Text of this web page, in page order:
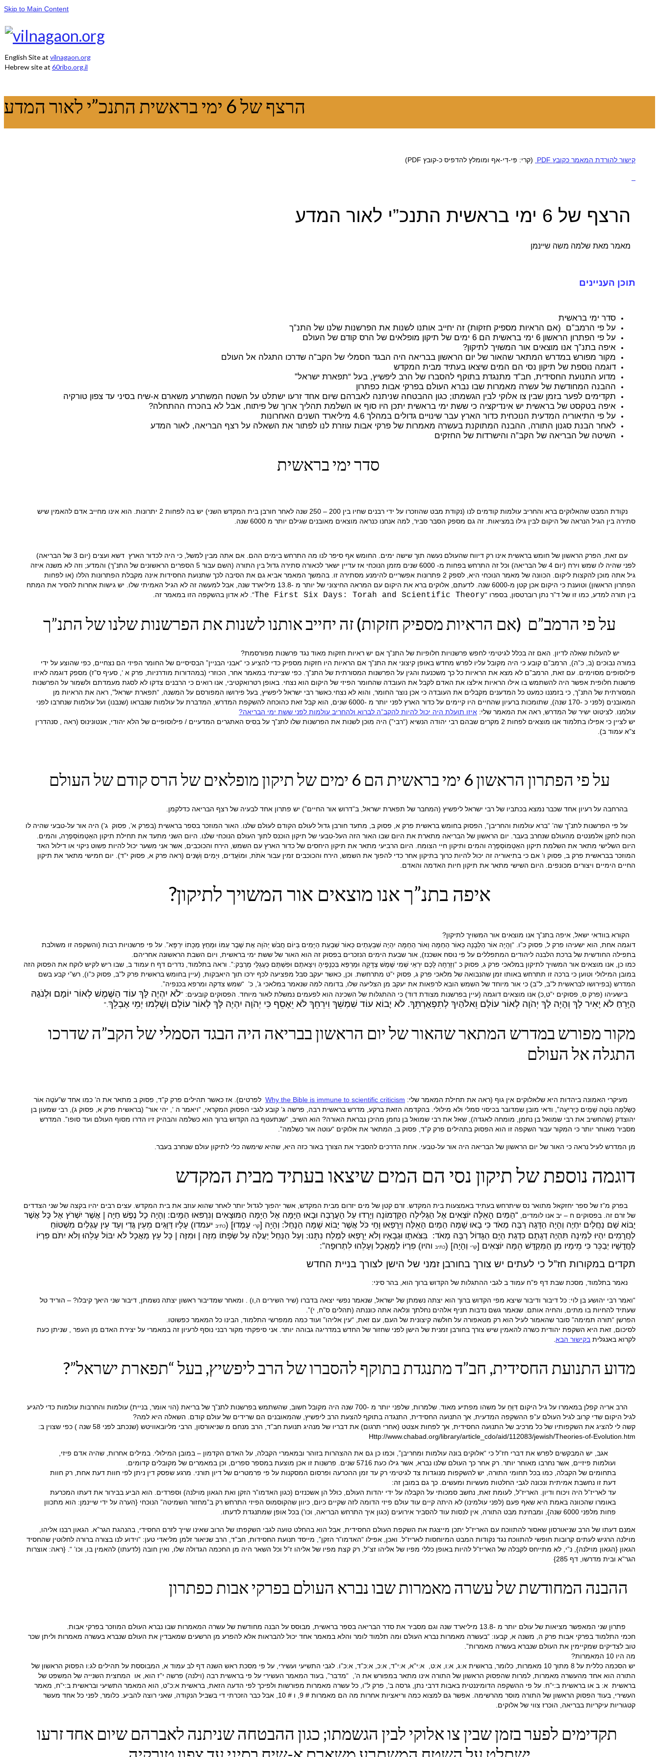
Skip to Main Content
English Site at vilnagaon.org
Hebrew site at 60ribo.org.il
הרצף של 6 ימי בראשית התנכ”י לאור המדע
קישור להורדת המאמר כקובץ PDF (קרי: פִּי-דִי-אף ומומלץ להדפיס כ-קובץ PDF)
הרצף של 6 ימי בראשית התנכ”י לאור המדע
מאמר מאת שלמה משה שיינמן
תוכן העניינים
סדר ימי בראשית
על פי הרמב”ם (אם הראיות מספיק חזקות) זה יחייב אותנו לשנות את הפרשנות שלנו של התנ”ך
על פי הפתרון הראשון 6 ימי בראשית הם 6 ימים של תיקון מופלאים של הרס קודם של העולם
איפה בתנ”ך אנו מוצאים אור המשויך לתיקון?
מקור מפורש במדרש המתאר שהאור של יום הראשון בבריאה היה הבגד הסמלי של הקב”ה שדרכו התגלה אל העולם
דוגמה נוספת של תיקון נסי הם המים שיצאו בעתיד מבית המקדש
מדוע התנועת החסידית, חב”ד מתנגדת בתוקף להסברו של הרב ליפשיץ, בעל “תפארת ישראל”
ההבנה המחודשת של עשרה מאמרות שבו נברא העולם בפרקי אבות כפתרון
תקדימים לפער בזמן שבין צו אלוקי לבין הגשמתו; כגון ההבטחה שניתנה לאברהם שיום אחד זרעו ישתלט על השטח המשתרע משארם א-שיח בסיני עד צפון טורקיה
איפה בטקסט של בראשית יש אינדיקציה כי ששת ימי בראשית יתכן היו סוף או השלמת תהליך ארוך של פיתוח, אבל לא בהכרח ההתחלה?
על פי התיאוריה המדעית הנוכחית כדור הארץ עבר שינויים גדולים במהלך 4.6 מיליארד השנים האחרונות
לאחר הבנת סגנון התורה, ההבנה המתוקנת בעשרה מאמרות של פרקי אבות עוזרת לנו לפתור את השאלה על רצף הבריאה, לאור המדע
השיטה של ​​הבריאה של הקב”ה והישרדות של החזקים
סדר ימי בראשית
נקודת המבט שהאלוקים ברא והחריב עולמות קודמים לנו (נקודת מבט שהוזכרו על ידי רבנים שחיו בין 200 – 250 שנה לאחר חורבן בית המקדש השני) יש בה לפחות 2 יתרונות. הוא אינו מחייב אדם להאמין שיש
סתירה בין הגיל הנראה של היקום לבין גילו במציאות. זה גם מספק הסבר סביר, למה אנחנו כנראה מוצאים מאובנים שגילם יותר מ 6000 שנה.
עם זאת, הפרק הראשון של חומש בראשית אינו רק דיווח שהעולם נעשה תוך שישה ימים. החומש אף סיפר לנו מה התרחש בימים ההם. אם אתה מבין למשל, כי היה לכדור הארץ דשא ועצים (יום 3 של הבריאה)
לפני שהיה לו שמש וירח (יום 4 של הבריאה) וכל זה התרחש בפחות מ- 6000 שנים מזמן הנוכחי אז עדיין ישאר לכאורה סתירה גדול בין התורה (השם עבור 5 הספרים הראשונים של התנ”ך) והמדע; וזה לא משנה איזה
גיל אתה מוכן להקצות ליקום. הכוונה של מאמר הנוכחי היא, לספק 2 פתרונות אפשריים להימנע מסתירה זו. בהמשך המאמר אביא גם את הסיבה לכך שתנועת החסידות אינה מקבלת הפתרונות הללו (או לפחות
הפתרון הראשון) וטוענת כי היקום אכן קטן מ-6000 שנה. לדעתם, אלוקים ברא את היקום עם המראה החיצוני של יותר מ -13.8 מיליארד שנה, אבל למעשה זה לא הגיל האמיתי שלו. יש גישות אחרות להסיר את המתח
בין תורה למדע, כמו זו של ד”ר נתן רוברטסון, בספרו “The First Six Days: Torah and Scientific Theory“. לא אדון בהשקפה הזו במאמר זה.
על פי הרמב”ם (אם הראיות מספיק חזקות) זה יחייב אותנו לשנות את הפרשנות שלנו של התנ”ך
יש להעלות שאלה לדיון. האם זה בכלל לגיטימי לחפש פרשנויות חלופיות של התנ”ך אם יש ראיות חזקות מאוד נגד פרשנות מפורסמת?
במורה נבוכים (ב, כ”ה), הרמב”ם קובע כי היה מקובל עליו לפרש מחדש באופן קיצוני את התנ”ך אם הראיות היו חזקות מספיק כדי להציע כי “אבני הבניין” הבסיסיים של החומר הפיזי הם נצחיים, כפי שהוצע על ידי
פילוסופים מסוימים. עם זאת, הרמב”ם לא מצא את הראיות כל כך משכנעת והגין על הפרשנות המסורתית של התנ”ך. כפי שציינתי במאמר אחר, הכוזרי (במהדורות מודרניות, פרק א ‘, סעיף ס”ז) מספק דוגמה לאיזו
פרשנות חלופית אפשר היה להשתמש בו אילו הראיות אילצו את האדם לקבל את העובדה שהחומר הפיזי של היקום הוא נצחי. באופן רטרואקטיבי, אנו רואים כי הרבנים צדקו לא לסגת מעמדתם ולשמור על הפרשנות
המסורתית של התנ”ך, כי בזמננו כמעט כל המדענים מקבלים את העובדה כי אכן נוצר החומר, והוא לא נצחי.כאשר רבי ישראל ליפשיץ, בעל פירושו המפורסם על המשנה, “תפארת ישראל”, ראה את הראיות מן
המאובנים (לפני כ -170 שנה), שתומכות ברעיון שהחיים היו קיימים על כדור הארץ לפני יותר מ -6000 שנים, הוא קבל זאת כהוכחה להשקפת המדרש, המדברת על עולמות שנבראו (שנבנו) ועל עולמות שנחרבו לפני
עולמנו. לציטוט ישיר של המדרש, ראה את המאמר שלי: איזו תועלת היה יכול להיות להקב”ה לברוא ולהחריב עולמות לפני ששת ימי הבריאה?
יש לציין כי אפילו בתלמוד אנו מוצאים לפחות 2 מקרים שבהם רבי יהודה הנשיא (“רבי”) היה מוכן לשנות את הפרשנות שלו לתנ”ך על בסיס האתגרים המדעיים / פילוסופיים של הלא יהודי, אנטונינוס (ראה , סנהדרין
צ”א עמוד ב).
על פי הפתרון הראשון 6 ימי בראשית הם 6 ימים של תיקון מופלאים של הרס קודם של העולם
בהרחבה על רעיון אחד שכבר נמצא בכתביו של רבי ישראל ליפשיץ (המחבר של תפארת ישראל, ב”דרוש אור החיים”) יש פתרון אחד לבעיה של רצף הבריאה כדלקמן.
על פי הפרשנות לתנ”ך שה’ “ברא עולמות והחריבן”, הפסוק בחומש בראשית פרק א, פסוק ב, מתעד חורבן גדול לעולם הקודם לעולם שלנו. האור המוזכר בספר בראשית (בפרק א’, פסוק ג’) היה אור על-טבעי שהיה לו
הכוח לתקן אלמנטים מהעולם שנחרב בעבר. יום הראשון של הבריאה מתארת את היום שבו האור הזה העל-טבעי של תיקון הוכנס לתוך העולם הנוכחי שלנו. היום השני מתעד את תחילת תיקון האַטְמוֹסְפֶרָה, והמים.
היום השלישי מתאר את השלמת תיקון האַטְמוֹסְפֶרָה והמים ותיקון חיי הצומח. היום הרביעי מתאר את תיקון היחסים של כדור הארץ עם השמש, הירח והכוכבים, אשר אני משער יכול להיות פשוט ניקוי או דילול האד
המוזכר בבראשית פרק ב, פסוק ו’ אם כי בתיאוריה זה יכול להיות כרוך בתיקון אחר כדי להפוך את השמש, הירח והכוכבים זמין עבור אֹתֹת, וּמוֹעֲדִים, וּיָמִים וְשָׁנִים (ראה פרק א, פסוק י”ד). יום חמישי מתאר את תיקון
החיים הימיים ויצורים מכונפים. היום השישי מתאר את תיקון חיות האדמה והאדם.
איפה בתנ”ך אנו מוצאים אור המשויך לתיקון?
הקורא בוודאי ישאל, איפה בתנ”ך אנו מוצאים אור המשויך לתיקון?
דוגמה אחת, הוא ישעיהו פרק ל, פסוק כ”ו. “וְהָיָה אוֹר הַלְּבָנָה כְּאוֹר הַחַמָּה וְאוֹר הַחַמָּה יִהְיֶה שִׁבְעָתַיִם כְּאוֹר שִׁבְעַת הַיָּמִים בְּיוֹם חֲבֹשׁ יְהֹוָה אֶת שֶׁבֶר עַמּוֹ וּמַחַץ מַכָּתוֹ יִרְפָּא”. על פי פרשנויות רבות (והשקפה זו משולבת
בתפילה החודשית של ברכת הלבנה ליהודים המתפללים על פי נוסח אשכנז), אור שבעת הימים הנזכרים בפסוק זה הוא האור של ששת ימי בראשית, ויום השבת הראשונה אחריהם.
כמו כן, אנו מוצאים אור המשויך לתיקון במלאכי פרק ג, פסוק כ “וְזָרְחָה לָכֶם יִרְאֵי שְׁמִי שֶׁמֶשׁ צְדָקָה וּמַרְפֵּא בִּכְנָפֶיהָ וִיצָאתֶם וּפִשְׁתֶּם כְּעֶגְלֵי מַרְבֵּק:”. וראה בתלמוד, נדרים דף ח עמוד ב, שבו ריש לקיש לוקח את הפסוק הזה
במובן המילולי וטוען כי ברכה זו תתרחש באותו זמן שהנבואה של מלאכי פרק ג, פסוק י”ט מתרחשת. וכן, כאשר יעקב סבל מפציעה לכף ירכו תוך היאבקות, (עיין בחומש בראשית פרק ל”ב, פסוק כ”ו), ​​רש”י קבע בשם
המדרש (בפירושו לבראשית ל”ב, ל”ב) כי אור מיוחד של השמש הובא לרפאות את יעקב מן הצליעה שלו, בדומה למה שנאמר במלאכי ג’, כ’ “שמש צדקה ומרפא בכנפיה”.
בישעיהו (פרק ס, פסוקים י”ט,כ) אנו מוצאים דוגמה (עיין בפרשנות מצודת דוד) כי ההתגלות של השכינה הוא לפעמים נמשלת לאור מיוחד. הפסוקים קובעים: “לֹא יִהְיֶה לָּךְ עוֹד הַשֶּׁמֶשׁ לְאוֹר יוֹמָם וּלְנֹגַהּ
הַיָּרֵחַ לֹא יָאִיר לָךְ וְהָיָה לָךְ יְהֹוָה לְאוֹר עוֹלָם וֵאלֹהַיִךְ לְתִפְאַרְתֵּךְ. לֹא יָבוֹא עוֹד שִׁמְשֵׁךְ וִירֵחֵךְ לֹא יֵאָסֵף כִּי יְהֹוָה יִהְיֶה לָּךְ לְאוֹר עוֹלָם וְשָׁלְמוּ יְמֵי אֶבְלֵךְ “
מקור מפורש במדרש המתאר שהאור של יום הראשון בבריאה היה הבגד הסמלי של הקב”ה שדרכו
התגלה אל העולם
מעיקרי האמונה ביהדות היא שלאלוקים אין גוף (ראה את תחילת המאמר שלי: Why the Bible is immune to scientific criticism לפרטים). אז כאשר תהילים פרק ק”ד, פסוק ב מתאר את ה’ כמו אחד ש”עֹטֶה אוֹר
כַּשַּׂלְמָה נוֹטֶה שָׁמַיִם כַּיְרִיעָה”, ודאי מובן שמדובר בכיסוי סמלי ולא מילולי. בהקדמה הזאת ברקע, מדרש בראשית רבה, פרשה ג’ קובע לגבי הפסוק המקראי, “ויאמר ה ‘, יהי אור” (בראשית פרק א, פסוק ג), רבי שמעון בן
יהוצדק (שהחשיב את רבי שמואל בן נחמן, מומחה לאגדה), שאל את רבי שמואל בן נחמן מהיכן נבראת האורה? הוא השיב, “שנתעטף בה הקדוש ברוך הוא כשלמה והבהיק זיו הדרו מסוף העולם ועד סופו”. המדרש
מסביר מאוחר יותר כי המקור עבור השקפה זו הוא הפסוק בתהילים פרק ק”ד, פסוק ב, המתאר את אלוקים “עוטה אור כשלמה”.
מן המדרש לעיל נראה כי האור של יום הראשון של הבריאה היה אור על-טבעי. אחת הדרכים להסביר את הצורך באור כזה היא, שהיא שימשה כלי לתיקון עולם שנחרב בעבר.
דוגמה נוספת של תיקון נסי הם המים שיצאו בעתיד מבית המקדש
בפרק מ”ז של ספר יחזקאל מתואר נס שיתרחש בעתיד באמצעות בית המקדש. זרם קטן של מים יזרום מבית המקדש, אשר יהפוך לגדול יותר לאחר שהוא עוזב את בית המקדש. עצים רבים יהיו בקצה של שני הצדדים
של זרם זה. בפסוקים ח – יב אנו לומדים, “הַמַּיִם הָאֵלֶּה יוֹצְאִים אֶל הַגְּלִילָה הַקַּדְמוֹנָה וְיָרְדוּ עַל הָעֲרָבָה וּבָאוּ הַיָּמָּה אֶל הַיָּמָּה הַמּוּצָאִים וְנִרְפּאוּ הַמָּיִם: וְהָיָה כָל נֶפֶשׁ חַיָּה | אֲשֶׁר יִשְׁרֹץ אֶל כָּל אֲשֶׁר
יָבוֹא שָׁם נַחֲלַיִם יִחְיֶה וְהָיָה הַדָּגָה רַבָּה מְאֹד כִּי בָאוּ שָׁמָּה הַמַּיִם הָאֵלֶּה וְיֵרָפְאוּ וָחָי כֹּל אֲשֶׁר יָבוֹא שָׁמָּה הַנָּחַל: וְהָיָה [קרי עָמְדוּ] (כתיב יעמדו) עָלָיו דַּוָּגִים מֵעֵין גֶּדִי וְעַד עֵין עֶגְלַיִם מִשְׁטוֹחַ
לַחֲרָמִים יִהְיוּ לְמִינָה תִּהְיֶה דְגָתָם כִּדְגַת הַיָּם הַגָּדוֹל רַבָּה מְאֹד: בִּצֹּאתָו וּגְבָאָיו וְלֹא יֵרָפְאוּ לְמֶלַח נִתָּנוּ: וְעַל הַנַּחַל יַעֲלֶה עַל שְׂפָתוֹ מִזֶּה | וּמִזֶּה | כָּל עֵץ מַאֲכָל לֹא יִבּוֹל עָלֵהוּ וְלֹא יִתֹּם פִּרְיוֹ
לָחֳדָשָׁיו יְבַכֵּר כִּי מֵימָיו מִן הַמִּקְדָּשׁ הֵמָּה יוֹצְאִים [קרי וְהָיָה] (כתיב והיו) פִרְיוֹ לְמַאֲכָל וְעָלֵהוּ לִתְרוּפָה”:
תקדים במקורות חז”ל כי לעתים יש צורך בחורבן זמני של הישן לצורך בניית החדש
נאמר בתלמוד, מסכת שבת דף פ”ח עמוד ב לגבי ההתגלות של הקדוש ברוך הוא, בהר סיני:
“ואמר רבי יהושע בן לוי: כל דיבור ודיבור שיצא מפי הקדוש ברוך הוא יצתה נשמתן של ישראל, שנאמר נפשי יצאה בדברו (שיר השירים ה,ו) . ומאחר שמדיבור ראשון יצתה נשמתן, דיבור שני היאך קיבלו? – הוריד טל
שעתיד להחיות בו מתים, והחיה אותם. שנאמר גשם נדבות תניף אלהים נחלתך ונלאה אתה כוננתה (תהלים ס”ח, י)”.
הפרשן “תורה תמימה” סובר שהאמור לעיל הוא רק מטאפורה על חולשה קיצונית של העם, עם זאת, “עין אליהו” ועוד כמה ממפרשי התלמוד, הבינו כל המאמר כפשוטו.
לסיכום, זאת היא השקפת יהודית כשרה להאמין שיש צורך בחורבן זמנית של הישן לפני שחזור של החדש במדריגה גבוהה יותר. אני סיפקתי מקור רבני נוסף לרעיון זה במאמרי על יצירת האדם מן העפר , שניתן כעת
לקרוא באנגלית בקישור הבא
מדוע התנועת החסידית, חב”ד מתנגדת בתוקף להסברו של הרב ליפשיץ, בעל “תפארת ישראל”?
הרב אריה קפלן במאמרו על גיל היקום דִּוֵּחַ על משהו מפתיע מאוד. שלמרות, שלפני יותר מ -700 שנה היה מקובל חשוב, שהשתמש בפרשנות לתנ”ך של בריאת (הוי אומר, בניית) עולמות והחרבות עולמות כדי להגיע
לגיל היקום שדי קרוב לגיל העולם ע”פ ההשקפה המדעית, אך התנועה החסידית, התנגדה בתוקף להצעת הרב ליפשיץ, שהמאובנים הם שרידים של עולם קודם. השאלה היא למה?
קשה לי להציג את השקפותיו של כל מרכיב של התנועה החסידית, אך לפחות אצטט (אחרי תרגום) את דבריו של מנהיג תנועת חב”ד, הרב מנחם מ שניאורסון, הרבי מליובאוויטש (שנכתב לפני 58 שנה ) כפי שצוין ב:
Http://www.chabad.org/library/article_cdo/aid/112083/jewish/Theories-of-Evolution.htm
אגב, יש המבקשים לפרש את דברי חז”ל כי “אלוקים בונה עולמות ומחריבן”, וכמו כן גם את ההצהרות בזוהר ובמאמרי הקבלה, על האדם הקדמון – במובן המילולי. במילים אחרות, שהיה אדם פיזי,
ועולמות פיזיים, אשר נחרבו מאוחר יותר. רק אחר כך העולם שלנו נברא, אשר גילו כעת 5716 שנים. פרשנות זו אכן מוצעת במספר ספרים, וכן במאמרים של מקובלים קדומים.
בתחומים של הקבלה, כמו בכל תחומי התורה, יש להשקפות מנוגדות צד לגיטימי רק עד זמן ההכרעה ופרסום המסקנות על פי פרמטרים של דיון תורני. מרגע שפסק דין ניתן לפי חוות דעת אחת, רק חוות
דעת זו נחשבת אמיתית ונכונה לגבי החלטות מעשיות ומעשים. כך גם במובן זה:
עד לאריז”ל היה ויכוח ודיון. האריז”ל, לעומת זאת, נחשב סמכותי על הקבלה על ידי יהדות העולם, כולל הן אשכנזים (כגון האדמו”ר הזקן ואת הגאון מוילנה) וספרדים. הוא הביע בבירור את דעתו המכרעת
באומרו שהכוונה באמת היא שאף פעם (לפני עולמינו) לא היתה קיים עוד עולם פיזי הדומה לזה שקיים כיום, כיוון שהקוסמוס הפיזי התרחש רק ב”מחזור השמיטה” הנוכחי {הערה על ידי שיינמן: הוא מתכוון
פחות מלפני 6000 שנה}, ומבחינת מבט התורה, אין לנסות עוד להסביר אירועים (כגון איך התרחש הבריאה, וכו’) בכל אופן שמתנגדת לדעתו.
אמנם דעתו של הרב שניאורסון שאסור להתווכח עם האריז”ל יתכן מייצגת את השקפת העולם החסידית, אבל הוא בהחלט טועה לגבי השקפתו של הרוב שאינו שייך לזרם החסידי, בהנהגת הגר”א. הגאון רבנו אליהו,
מוילנה הרגיש לעתים קרובות חופשי להתווכח נגד נקודות המבט המיוחסות לאריז”ל. ואכן, אפילו “האדמו”ר הזקן”, מייסד תנועת החסידות, חב”ד, הרב שניאור זלמן מליאדי טען: “וידוע לנו בצורה ברורה לחלוטין שהחסיד
הגאון {הגאון מוילנה}, נ”י, לא מתייחס לקבלה של האריז”ל להיות באופן כללי מפיו של אליהו זצ”ל, רק קצת מפיו של אליהו ז”ל וכל השאר היה מן החכמה הגדולה שלו, ואין חובה (לדעתו) להאמין בו, וכו’ “. {ראה: אוצרות
הגר”א ובית מדרשו, דף 285}
ההבנה המחודשת של עשרה מאמרות שבו נברא העולם בפרקי אבות כפתרון
פתרון שני המאפשר מציאות של עולם יותר מ -13.8 מיליארד שנה וגם מסביר את סדר הבריאה בספר בראשית, מבוסס על הבנה מחודשת של עשרה המאמרות שבו נברא העולם המוזכר בפרקי אבות.
חכמי התלמוד בפרקי אבות פרק ה, משנה א, קבעו: “בעשרה מאמרות נברא העולם ומה תלמוד לומר והלא במאמר אחד יכול להבראות אלא להפרע מן הרשעים שמאבדין את העולם שנברא בעשרה מאמרות וליתן שכר
טוב לצדיקים שמקיימין את העולם שנברא בעשרה מאמרות”.
מה היו 10 המאמרות?
יש הסכמה כללית על 8 מתוך 10 מאמרות, כלומר, בראשית א:ג, א:ו, א:ט, א:י”א, א:י”ד, א:כ, א:כ”ד, א:כ”ו. לגבי התשיעי ועשירי, על פי מסכת ראש השנה דף לב עמוד א, המבוססת על תהילים לג:ו הפסוק הראשון של
התורה הוא אחד מהעשרה מאמרות, למרות שהפסוק הראשון של התורה אינו מתאר במפורש את ה’, “מדבר”, בעוד המאמר העשירי על פי בראשית רבה (וילנה) פרשה י”ז הוא, או המחצית השנייה של המשפט של
בראשית א: ב או בראשית ב:י”ח. על פי ההשקפה הדומיננטית באבות דרבי נתן, גרסה ב’, פרק ל”ו, כל עשרה מאמרות מפורשות ולפיכך לפי הדעה הזאת, בראשית א:כ”ט, הוא המאמר התשיעי ובראשית ב:י”ח, מאמר
העשירי, בעוד הפסוק הראשון של התורה מוסר מהרשימה. אפשר גם למצוא כמה וריאציות אחרות מה הם מאמרות # 9, ו # 10, אבל כבר הזכרתי די בשביל הנקודה, שאני רוצה להביע. כלומר, לפני כל אחד מעשר
קטגוריות עיקריות בבריאה, הוכרז צווי של אלוקים.
תקדימים לפער בזמן שבין צו אלוקי לבין הגשמתו; כגון ההבטחה שניתנה לאברהם שיום אחד זרעו